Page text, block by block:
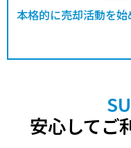
本格的に売却活動を
安心してご